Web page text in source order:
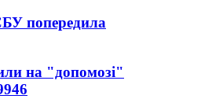
попередила
на "допомозі"